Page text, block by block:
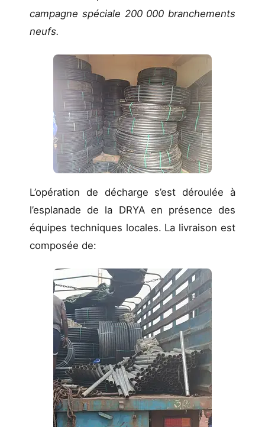
campagne spéciale 200 000 branchements
neufs.
L’opération de décharge s’est déroulée à
l’esplanade de la DRYA en présence des
équipes techniques locales. La livraison est
composée de: